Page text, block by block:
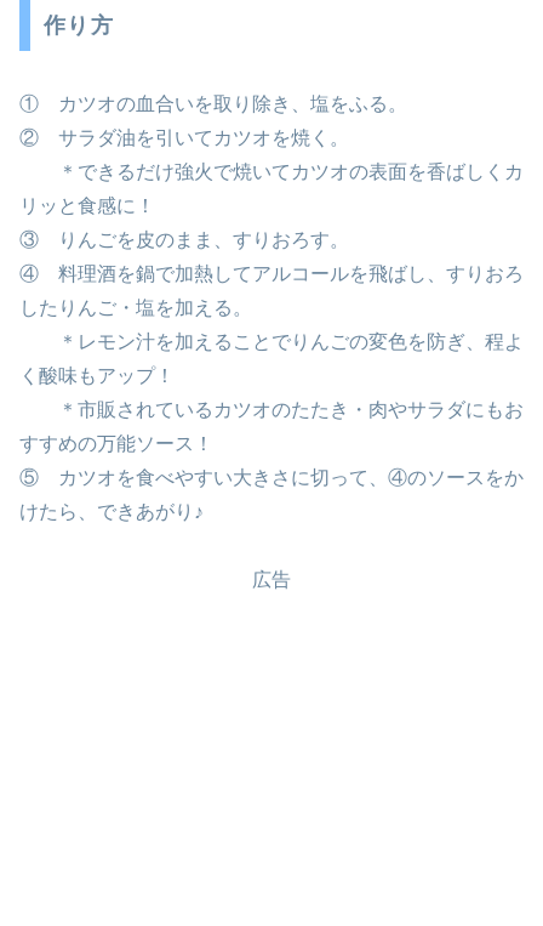
作り方
① カツオの血合いを取り除き、塩をふる。
② サラダ油を引いてカツオを焼く。
＊できるだけ強火で焼いてカツオの表面を香ばしくカ
リッと食感に！
③ りんごを皮のまま、すりおろす。
④ 料理酒を鍋で加熱してアルコールを飛ばし、すりおろ
したりんご・塩を加える。
＊レモン汁を加えることでりんごの変色を防ぎ、程よ
く酸味もアップ！
＊市販されているカツオのたたき・肉やサラダにもお
すすめの万能ソース！
⑤ カツオを食べやすい大きさに切って、④のソースをか
けたら、できあがり♪
広告